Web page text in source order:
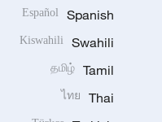
Spanish
Español
Swahili
Kiswahili
Tamil
தமிழ்
Thai
ไทย